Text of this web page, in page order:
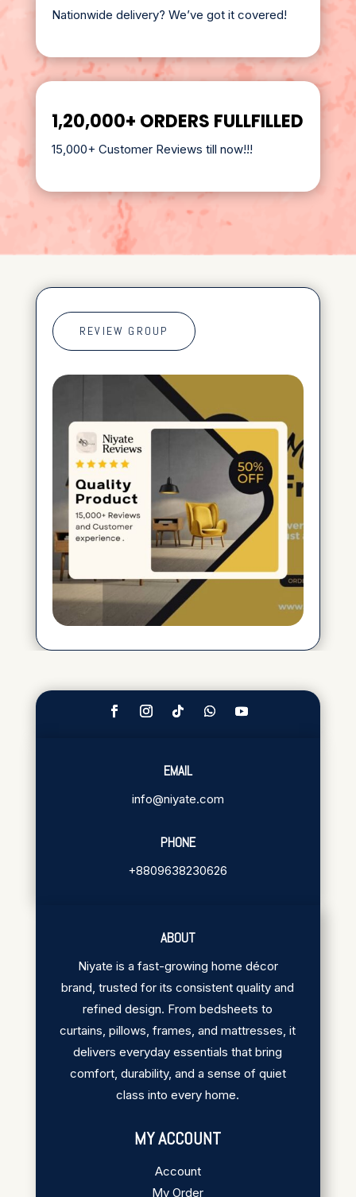
Nationwide delivery? We’ve got it covered!
1,20,000+ ORDERS FULLFILLED
15,000+ Customer Reviews till now!!!
REVIEW GROUP
EMAIL
info@niyate.com
PHONE
+8809638230626
ABOUT
Niyate is a fast-growing home décor
brand, trusted for its consistent quality and
refined design. From bedsheets to
curtains, pillows, frames, and mattresses, it
delivers everyday essentials that bring
comfort, durability, and a sense of quiet
class into every home.
MY ACCOUNT
Account
My Order